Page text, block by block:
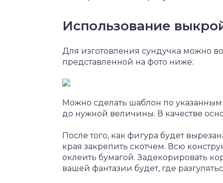
Использование
Для изготовления сундучка можно
представленной на фото ниже:
Можно сделать шаблон по
до нужной величины. В качестве
После того, как фигура будет
края закрепить скотчем. Всю
оклеить бумагой. Задекорировать
вашей фантазии будет, где